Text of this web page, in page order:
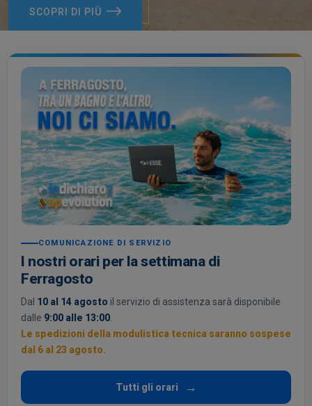
SCOPRI DI PIÙ
COMUNICAZIONE DI SERVIZIO
I nostri orari per la settimana di
Ferragosto
Dal 10 al 14 agosto il servizio di assistenza sarà disponibile
dalle 9:00 alle 13:00.
Le spedizioni della modulistica tecnica saranno sospese
dal 6 al 23 agosto.
Tutti gli orari